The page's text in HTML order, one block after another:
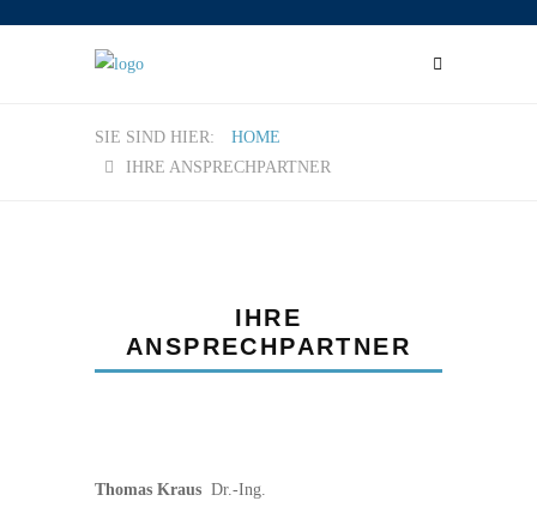
HOME
IHRE ANSPRECHPARTNER
IHRE
ANSPRECHPARTNER
Thomas Kraus Dr.-Ing.